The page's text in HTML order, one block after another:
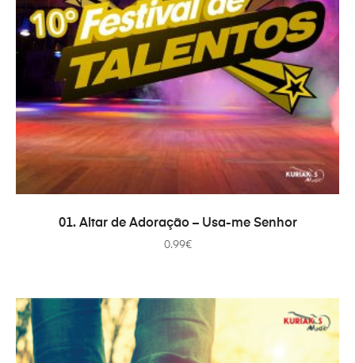
ДОДАТИ В КОШИК
01. Altar de Adoração – Usa-me Senhor
0.99€